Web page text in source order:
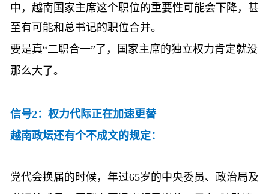
中，越南国家主席这个职位的重要性可能会下降，甚
至有可能和总书记的职位合并。
要是真“二职合一”了，国家主席的独立权力肯定就没
那么大了。
信号2：权力代际正在加速更替
越南政坛还有个不成文的规定：
党代会换届的时候，年过65岁的中央委员、政治局及